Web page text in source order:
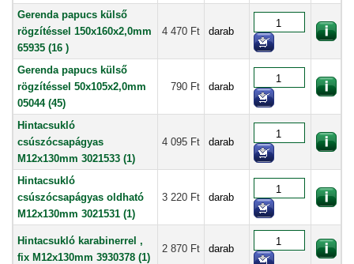
Gerenda papucs külső
rögzítéssel 150x160x2,0mm
65935 (16 )
4 470 Ft darab
Gerenda papucs külső
rögzítéssel 50x105x2,0mm
05044 (45)
790 Ft darab
Hintacsukló
csúszócsapágyas
M12x130mm 3021533 (1)
4 095 Ft darab
Hintacsukló
csúszócsapágyas oldható
M12x130mm 3021531 (1)
3 220 Ft darab
Hintacsukló karabinerrel ,
fix M12x130mm 3930378 (1)
2 870 Ft darab